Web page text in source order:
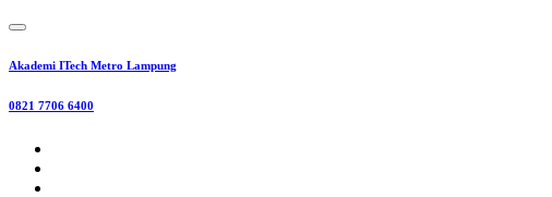
Akademi ITech Metro Lampung
0821 7706 6400